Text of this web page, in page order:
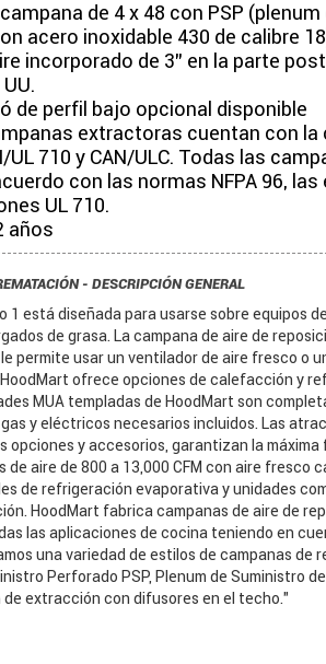
de 4 x 48 con PSP
acero inoxidable 430 de calibre
incorporado de 3" en la parte
de perfil bajo opcional disponible
extractoras cuentan con la
UL 710 y CAN/ULC. Todas las
con las normas NFPA 96,
UL 710.
años
- DESCRIPCIÓN GENERAL
1 está diseñada para usarse sobre equipos
de grasa. La campana de aire de
permite usar un ventilador de aire fresco o
ofrece opciones de calefacción y
MUA templadas de HoodMart son
y eléctricos necesarios incluidos. Las
opciones y accesorios, garantizan la
de aire de 800 a 13,000 CFM con aire fresco
de refrigeración evaporativa y unidades
HoodMart fabrica campanas de aire de
las aplicaciones de cocina teniendo en
una variedad de estilos de campanas de
Perforado PSP, Plenum de Suministro
de extracción con difusores en el techo."